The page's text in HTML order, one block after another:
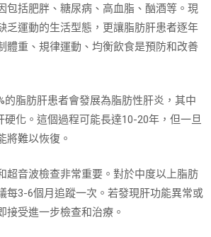
包括肥胖、糖尿病、高血脂、酗酒等。現
乏運動的生活型態，更讓脂肪肝患者逐年
體重、規律運動、均衡飲食是預防和改善
的脂肪肝患者會發展為脂肪性肝炎，其中
硬化。這個過程可能長達10-20年，但一旦
將難以恢復。
超音波檢查非常重要。對於中度以上脂肪
每3-6個月追蹤一次。若發現肝功能異常或
接受進一步檢查和治療。